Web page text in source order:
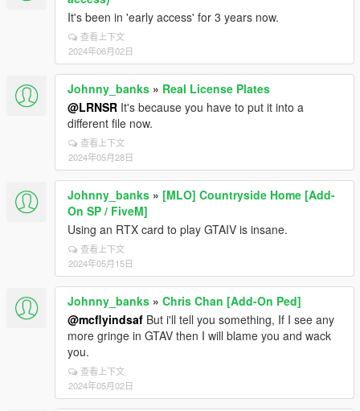
It's been in 'early access' for 3 years now.
查看上下文
2024年06月02日
Johnny_banks » Real License Plates
@LRNSR It's because you have to put it into a
different file now.
查看上下文
2024年05月28日
Johnny_banks » [MLO] Countryside Home [Add-
On SP / FiveM]
Using an RTX card to play GTAIV is insane.
查看上下文
2024年05月15日
Johnny_banks » Chris Chan [Add-On Ped]
@mcflyindsaf But i'll tell you something, If I see any
more gringe in GTAV then I will blame you and wack
you.
查看上下文
2024年05月02日